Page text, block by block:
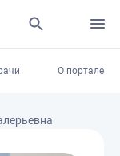
О портале